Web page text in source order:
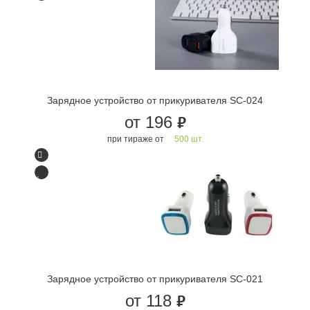
Зарядное устройство от прикуривателя SC-024
от 196 руб.
при тираже от 500 шт.
Зарядное устройство от прикуривателя SC-021
от 118 руб.